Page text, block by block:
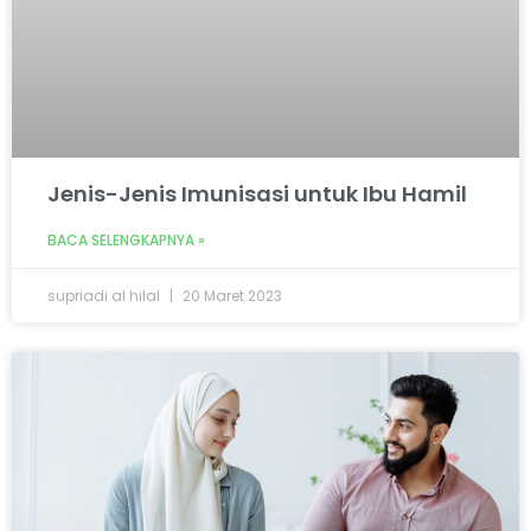
Jenis-Jenis Imunisasi untuk Ibu Hamil
BACA SELENGKAPNYA »
supriadi al hilal 20 Maret 2023